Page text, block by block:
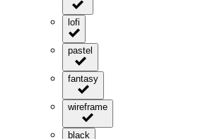
lofi
pastel
fantasy
wireframe
black